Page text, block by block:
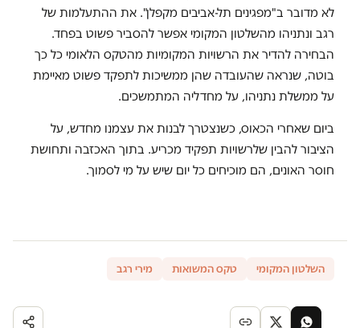
לא מדובר ב"מפגינים תל-אביבים מקפלן". את ההתעלמות של
רגב ונתניהו מהשלטון המקומי אפשר להסביר פשוט בפחד.
הבחירה להדיר את הרשויות המקומיות מהטקס הלאומי כל כך
בוטה, שנראה שהעובדה שהן ממשיכות לתפקד פשוט מאיימת
על ממשלת נתניהו, על מחדליה המתמשכים.
ביום שאחרי הכאוס, כשנצטרך לבנות את עצמנו מחדש, על
הציבור להבין שלרשויות תפקיד מכריע. בתוך האכזבה ותחושת
חוסר האונים, הם מוכיחים כל יום שיש על מי לסמוך.
השלטון המקומי טקס המשואות מירי רגב